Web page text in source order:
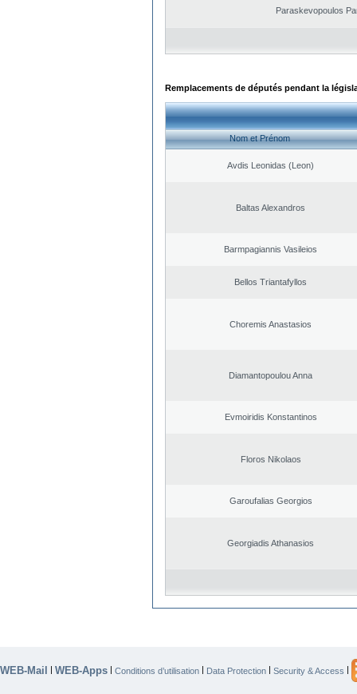
Paraskevopoulos
Remplacements de députés pendant la
Nom et Prénom
Avdis Leonidas (Leon)
Baltas Alexandros
Barmpagiannis Vasileios
Bellos Triantafyllos
Choremis Anastasios
Diamantopoulou Anna
Evmoiridis Konstantinos
Floros Nikolaos
Garoufalias Georgios
Georgiadis Athanasios
WEB-Mail | WEB-Apps | Conditions d’utilisation | Data Protection | Security & Access |